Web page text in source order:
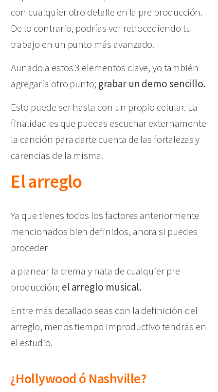
con cualquier otro detalle en la pre producción.
De lo contrario, podrías ver retrocediendo tu
trabajo en un punto más avanzado.
Aunado a estos 3 elementos clave, yo también
agregaría otro punto; grabar un demo sencillo.
Esto puede ser hasta con un propio celular. La
finalidad es que puedas escuchar externamente
la canción para darte cuenta de las fortalezas y
carencias de la misma.
El arreglo
Ya que tienes todos los factores anteriormente
mencionados bien definidos, ahora si puedes
proceder
a planear la crema y nata de cualquier pre
producción; el arreglo musical.
Entre más detallado seas con la definición del
arreglo, menos tiempo improductivo tendrás en
el estudio.
¿Hollywood ó Nashville?